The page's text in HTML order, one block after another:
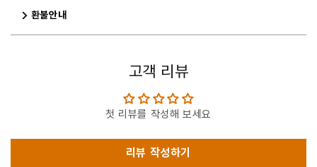
환불안내
고객 리뷰
첫 리뷰를 작성해 보세요
리뷰 작성하기